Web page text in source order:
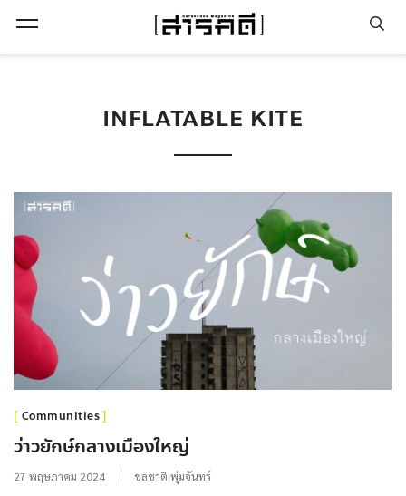
INFLATABLE KITE
Communities
ว่าวยักษ์กลางเมืองใหญ่
27 พฤษภาคม 2024 ชลชาติ พุ่มจันทร์